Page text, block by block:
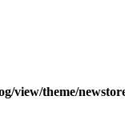
view/theme/